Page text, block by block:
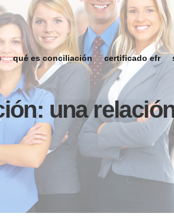
qué es conciliación certificado efr
una